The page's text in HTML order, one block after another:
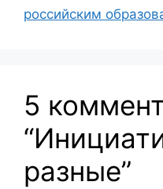
российским
5
разные”